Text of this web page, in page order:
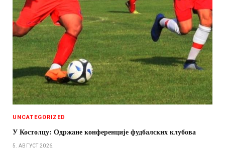
UNCATEGORIZED
У Костолцу: Одржане конференције фудбалских клубова
5. АВГУСТ 2026.